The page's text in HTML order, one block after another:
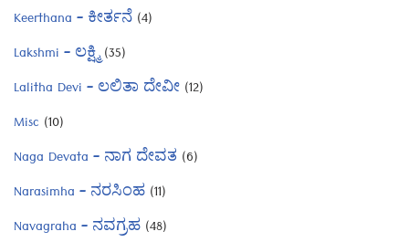
Keerthana – ಕೀರ್ತನೆ (4)
Lakshmi – ಲಕ್ಷ್ಮಿ(35)
Lalitha Devi – ಲಲಿತಾ ದೇವೀ (12)
Misc (10)
Naga Devata – ನಾಗ ದೇವತ (6)
Narasimha – ನರಸಿಂಹ (11)
Navagraha – ನವಗ್ರಹ (48)